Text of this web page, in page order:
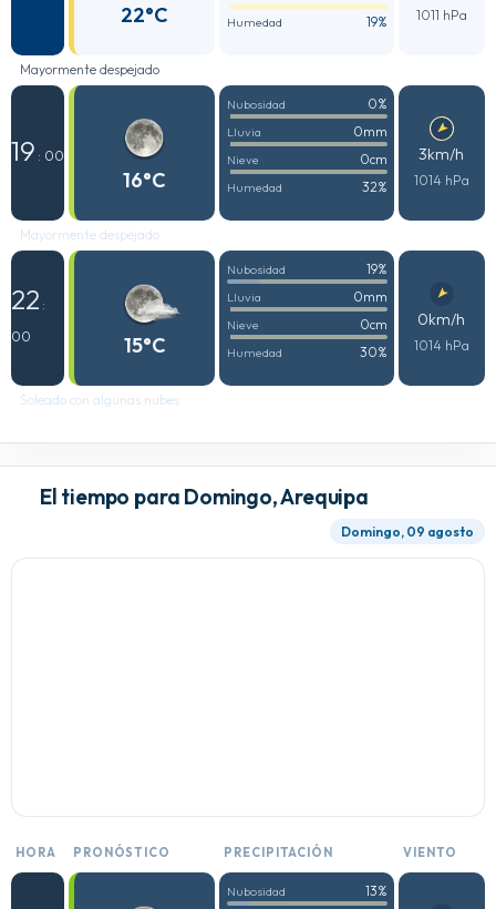
22°C Humedad 19% 1011 hPa
Mayormente despejado
19 : 00
16°C
Nubosidad 0%
Lluvia 0mm
Nieve 0cm
Humedad 32%
3km/h
1014 hPa
Mayormente despejado
22 :
00
15°C
Nubosidad 19%
Lluvia 0mm
Nieve 0cm
Humedad 30%
0km/h
1014 hPa
Soleado con algunas nubes
El tiempo para Domingo, Arequipa
Domingo, 09 agosto
HORA PRONÓSTICO PRECIPITACIÓN VIENTO
Nubosidad 13%